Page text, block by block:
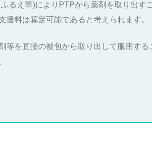
るえ等)によりPTPから薬剤を取り出す
料は算定可能であると考えられます。
を直接の被包から取り出して服用する